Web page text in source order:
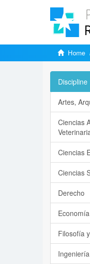
Home
Discipline
Artes,
Ciencias
Ciencias
Ciencias
Derecho
Filosofía
Ingeniería